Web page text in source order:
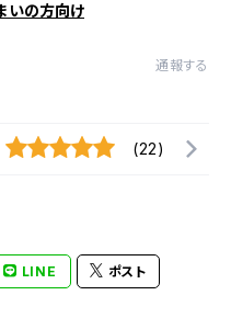
いの方向け
通報する
(22)
LINE ポスト